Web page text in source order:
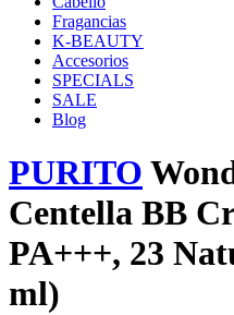
Fragancias
K-BEAUTY
Accesorios
SPECIALS
SALE
Blog
PURITO
Centella BB
PA+++, 23
ml)